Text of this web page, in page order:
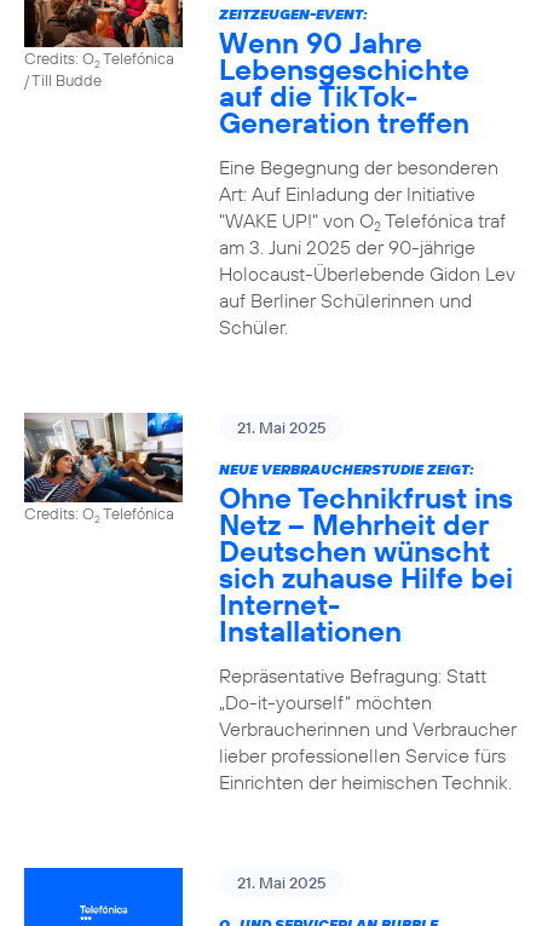
Credits: O2Telefónica
/ Till Budde
ZEITZEUGEN-EVENT:
Wenn 90 Jahre
Lebensgeschichte
auf die TikTok-
Generation treffen
Eine Begegnung der besonderen
Art: Auf Einladung der Initiative
"WAKE UP!" von O2Telefónica traf
am 3. Juni 2025 der 90-jährige
Holocaust-Überlebende Gidon Lev
auf Berliner Schülerinnen und
Schüler.
Credits: O2Telefónica
21. Mai 2025
NEUE VERBRAUCHERSTUDIE ZEIGT:
Ohne Technikfrust ins
Netz – Mehrheit der
Deutschen wünscht
sich zuhause Hilfe bei
Internet-
Installationen
Repräsentative Befragung: Statt
„Do-it-yourself“ möchten
Verbraucherinnen und Verbraucher
lieber professionellen Service fürs
Einrichten der heimischen Technik.
21. Mai 2025